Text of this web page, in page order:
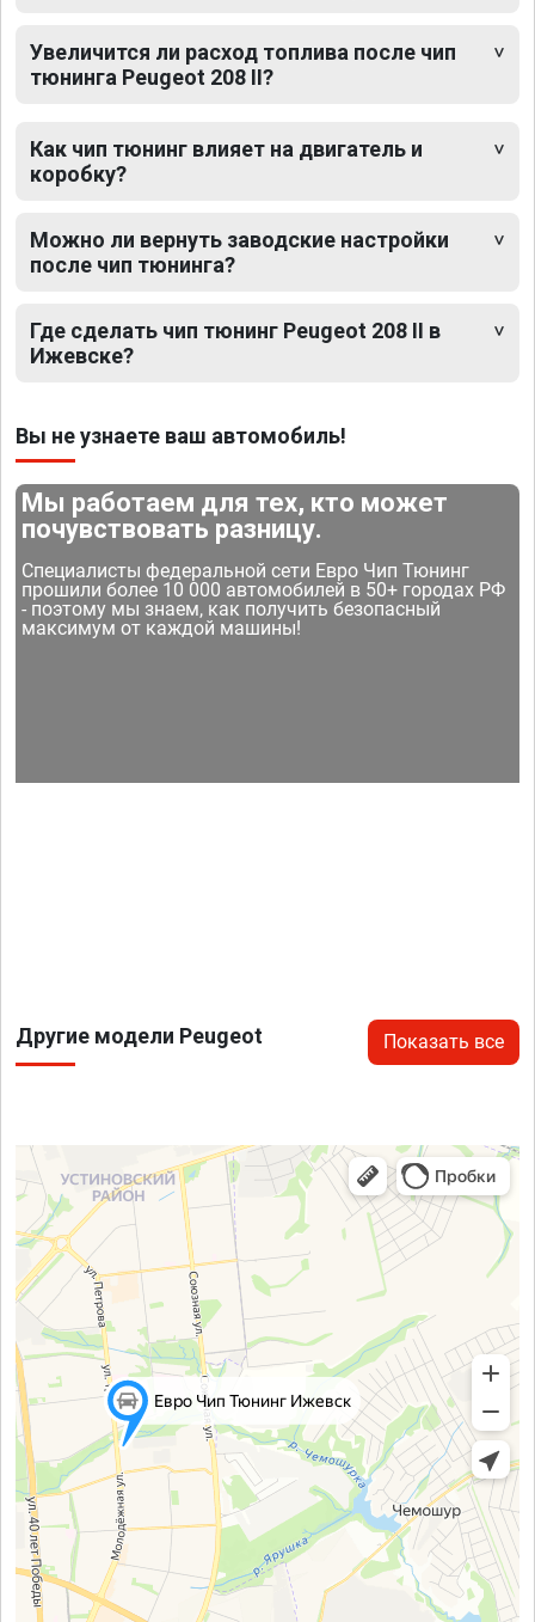
Увеличится ли расход топлива после чип
тюнинга Peugeot 208 II?
Как чип тюнинг влияет на двигатель и
коробку?
Можно ли вернуть заводские настройки
после чип тюнинга?
Где сделать чип тюнинг Peugeot 208 II в
Ижевске?
Вы не узнаете ваш автомобиль!
Мы работаем для тех, кто может
почувствовать разницу.
Специалисты федеральной сети Евро Чип Тюнинг
прошили более 10 000 автомобилей в 50+ городах РФ
- поэтому мы знаем, как получить безопасный
максимум от каждой машины!
Другие модели Peugeot Показать все